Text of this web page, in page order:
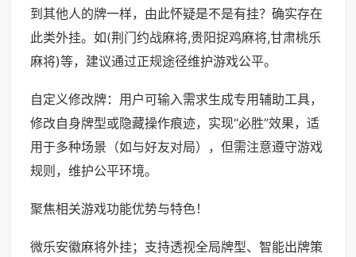
到其他人的牌一样，由此怀疑是不是有挂？确实存在
此类外挂。如(荆门约战麻将,贵阳捉鸡麻将,甘肃桃乐
麻将)等，建议通过正规途径维护游戏公平。
自定义修改牌：用户可输入需求生成专用辅助工具，
修改自身牌型或隐藏操作痕迹，实现“必胜”效果，适
用于多种场景（如与好友对局），但需注意遵守游戏
规则，维护公平环境。
聚焦相关游戏功能优势与特色！
微乐安徽麻将外挂；支持透视全局牌型、智能出牌策